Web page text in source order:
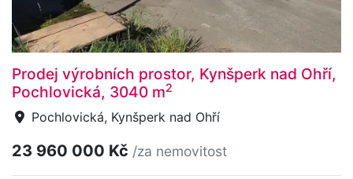
Prodej výrobních prostor, Kynšperk nad Ohří,
Pochlovická, 3040 m2
Pochlovická, Kynšperk nad Ohří
23 960 000 Kč /za nemovitost